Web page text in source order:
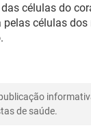
células do
células dos
de saúde.